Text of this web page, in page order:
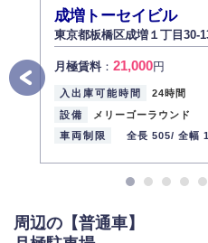
弊社は取り扱う個人情報の外部への
適切かつ安全に管理します。
4.個人情報の第三者提供
法的義務など正当な理由に基づく要
情報をご本人の同意なく第三者に提供
5.個人情報の開示・訂正・削除
お客様ご本人から自己の個人情報開
ん）。
また、個人情報の内容に誤りがあり
6.個人情報管理の社内教育
成増トーセイビル
東京都板橋区成増１丁目30-
月極賃料： 21,000円
入出庫可能時間
24時間
設備
メリーゴーラウンド
車両制限
全長 505/ 全幅
周辺の【普通車】